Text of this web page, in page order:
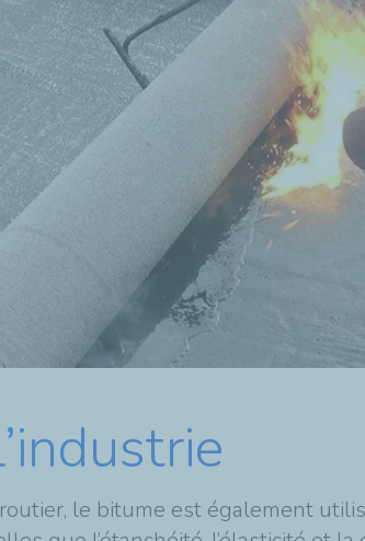
le bitume est également